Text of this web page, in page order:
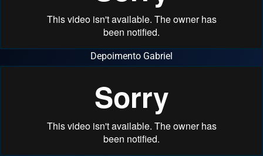
Depoimento Gabriel